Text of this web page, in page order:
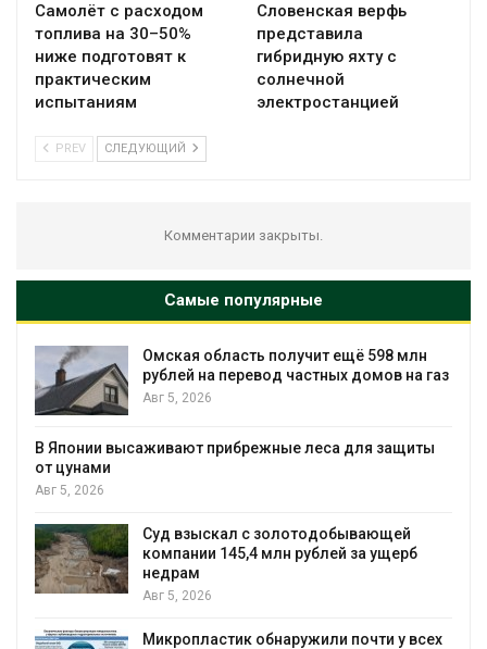
Самолёт с расходом
топлива на 30–50%
ниже подготовят к
практическим
испытаниям
Словенская верфь
представила
гибридную яхту с
солнечной
электростанцией
PREV СЛЕДУЮЩИЙ
Комментарии закрыты.
Самые популярные
получит ещё 598 млн
перевод частных домов на газ
прибрежные леса для защиты
с золотодобывающей
145,4 млн рублей за ущерб
обнаружили почти у всех
В
Спасённые